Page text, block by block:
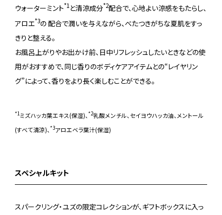
ウォーターミント*1 と清涼成分*2配合で、心地よい涼感をもたらし、
アロエ*3の 配合で潤いを与えながら、べたつきがちな夏肌をすっ
きりと整える。
お風呂上がりやお出かけ前、日中リフレッシュしたいときなどの使
用がおすすめで、同じ香りのボディケアアイテムとの“レイヤリン
グ”によって、香りをより長く楽しむことができる。
*1ミズハッカ葉エキス(保湿)、 *2乳酸メンチル、セイヨウハッカ油、メントール
(すべて清涼)、 *3アロエベラ葉汁(保湿)
スペシャルキット
スパークリング・ユズの限定コレクションが、ギフトボックスに入っ